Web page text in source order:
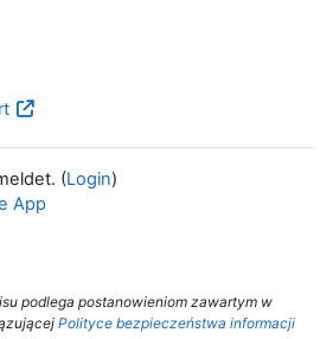
(Login)
App
podlega postanowieniom zawartym w
Polityce bezpieczeństwa informacji